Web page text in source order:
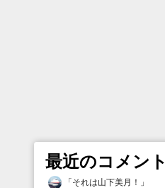
最近のコメント
「それは山下美月！ 」